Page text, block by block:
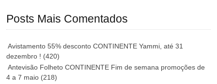
Posts Mais Comentados
Avistamento 55% desconto CONTINENTE Yammi, até 31
dezembro ! (420)
Antevisão Folheto CONTINENTE Fim de semana promoções de
4 a 7 maio (218)